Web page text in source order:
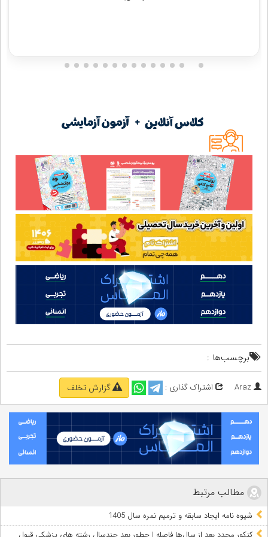
برچسب‌ها :
Araz اشتراک گذاری : گزارش تخلف
مطالب مرتبط
شیوه نامه ایجاد سابقه و ترمیم نمره سال 1405